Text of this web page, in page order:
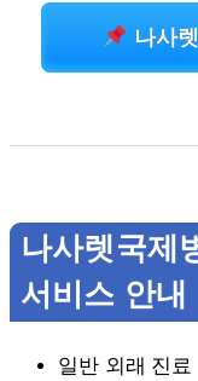
나사
나사렛국제
서비스 안내
일반 외래 진료